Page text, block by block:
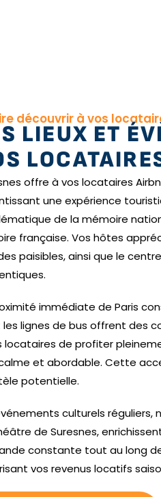
découvrir à vos
LIEUX ET
offre à vos locataires
une expérience
de la mémoire
française. Vos hôtes
paisibles, ainsi que le
immédiate de Paris
les lignes de bus offrent des
locataires de profiter
et abordable. Cette
potentielle.
culturels
de Suresnes,
constante tout au long
vos revenus locatifs